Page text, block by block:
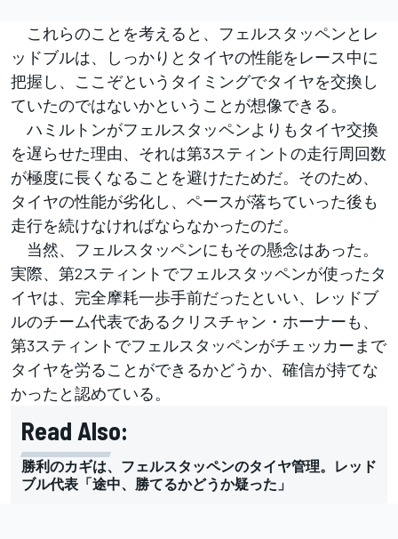
これらのことを考えると、フェルスタッペンとレ
ッドブルは、しっかりとタイヤの性能をレース中に
把握し、ここぞというタイミングでタイヤを交換し
ていたのではないかということが想像できる。
ハミルトンがフェルスタッペンよりもタイヤ交換
を遅らせた理由、それは第3スティントの走行周回数
が極度に長くなることを避けたためだ。そのため、
タイヤの性能が劣化し、ペースが落ちていった後も
走行を続けなければならなかったのだ。
当然、フェルスタッペンにもその懸念はあった。
実際、第2スティントでフェルスタッペンが使ったタ
イヤは、完全摩耗一歩手前だったといい、レッドブ
ルのチーム代表であるクリスチャン・ホーナーも、
第3スティントでフェルスタッペンがチェッカーまで
タイヤを労ることができるかどうか、確信が持てな
かったと認めている。
Read Also:
勝利のカギは、フェルスタッペンのタイヤ管理。レッド
ブル代表「途中、勝てるかどうか疑った」